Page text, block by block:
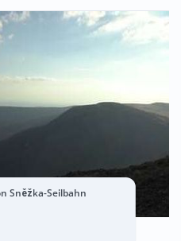
Sněžka-Seilbahn